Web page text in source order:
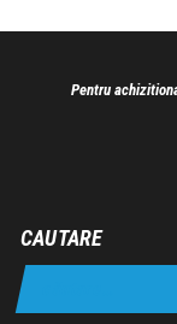
Pentru
CAUTARE